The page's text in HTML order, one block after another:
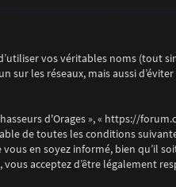
vos véritables noms
sur les réseaux, mais aussi
d'Orages », « https://
de toutes les conditions
en soyez informé, bien qu’il
acceptez d’être légalement